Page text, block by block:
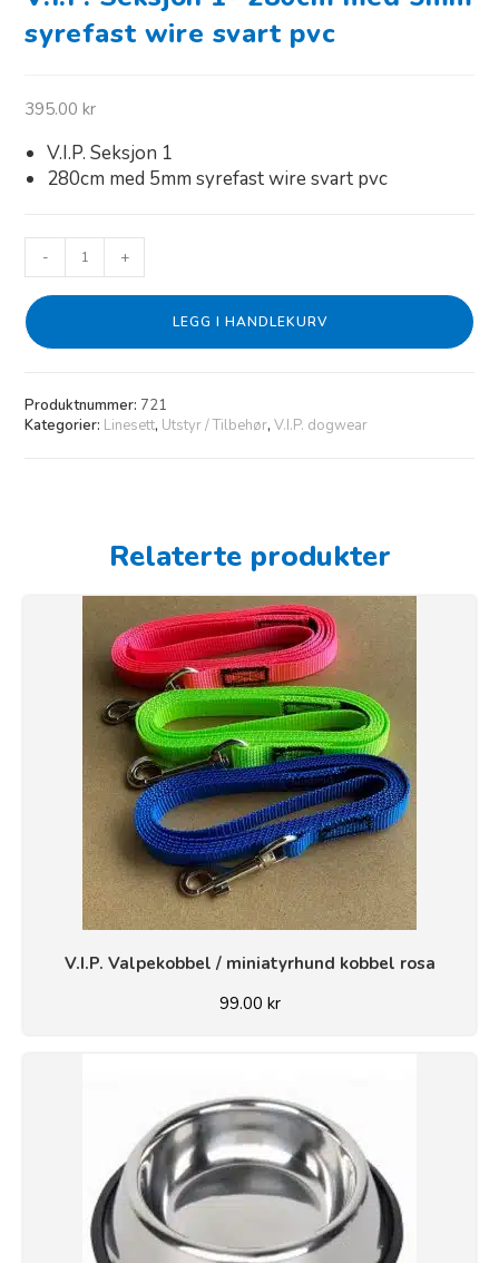
syrefast wire svart pvc
395.00kr
V.I.P. Seksjon 1
280cm med 5mm syrefast wire svart pvc
- +
LEGG I HANDLEKURV
Produktnummer: 721
Kategorier: Linesett, Utstyr / Tilbehør,V.I.P. dogwear
Relaterte produkter
V.I.P. Valpekobbel / miniatyrhund kobbel rosa
99.00 kr